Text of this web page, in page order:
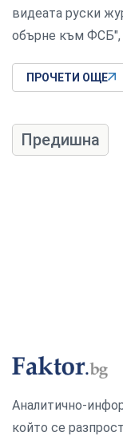
видеата руски
обърне към ФСБ",
ПРОЧЕТИ ОЩЕ
Предишна
Аналитично-
който се